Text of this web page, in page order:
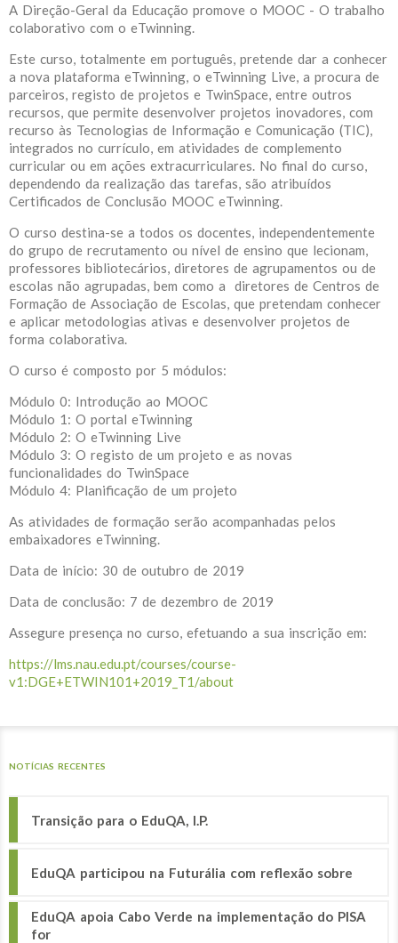
A Direção-Geral da Educação promove o MOOC - O trabalho
colaborativo com o eTwinning.
Este curso, totalmente em português, pretende dar a conhecer
a nova plataforma eTwinning, o eTwinning Live, a procura de
parceiros, registo de projetos e TwinSpace, entre outros
recursos, que permite desenvolver projetos inovadores, com
recurso às Tecnologias de Informação e Comunicação (TIC),
integrados no currículo, em atividades de complemento
curricular ou em ações extracurriculares. No final do curso,
dependendo da realização das tarefas, são atribuídos
Certificados de Conclusão MOOC eTwinning.
O curso destina-se a todos os docentes, independentemente
do grupo de recrutamento ou nível de ensino que lecionam,
professores bibliotecários, diretores de agrupamentos ou de
escolas não agrupadas, bem como a diretores de Centros de
Formação de Associação de Escolas, que pretendam conhecer
e aplicar metodologias ativas e desenvolver projetos de
forma colaborativa.
O curso é composto por 5 módulos:
Módulo 0: Introdução ao MOOC
Módulo 1: O portal eTwinning
Módulo 2: O eTwinning Live
Módulo 3: O registo de um projeto e as novas
funcionalidades do TwinSpace
Módulo 4: Planificação de um projeto
As atividades de formação serão acompanhadas pelos
embaixadores eTwinning.
Data de início: 30 de outubro de 2019
Data de conclusão: 7 de dezembro de 2019
Assegure presença no curso, efetuando a sua inscrição em:
https://lms.nau.edu.pt/courses/course-
v1:DGE+ETWIN101+2019_T1/about
NOTÍCIAS RECENTES
Transição para o EduQA, I.P.
EduQA participou na Futurália com reflexão sobre
EduQA apoia Cabo Verde na implementação do PISA
for